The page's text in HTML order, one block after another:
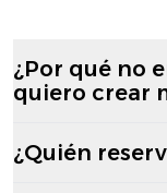
¿Por qué no
quiero crear
¿Quién